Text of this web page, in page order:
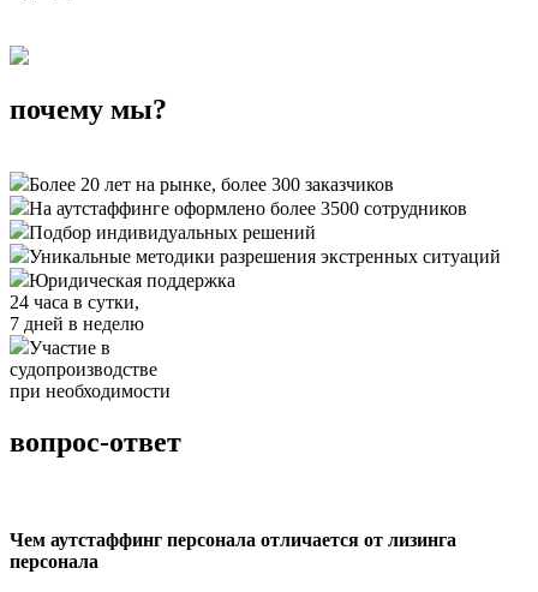
почему мы?
Более 20 лет на рынке, более 300 заказчиков
На аутстаффинге оформлено более 3500 сотрудников
Подбор индивидуальных решений
Уникальные методики разрешения экстренных ситуаций
Юридическая поддержка
24 часа в сутки,
7 дней в неделю
Участие в
судопроизводстве
при необходимости
вопрос-ответ
Чем аутстаффинг персонала отличается от лизинга
персонала